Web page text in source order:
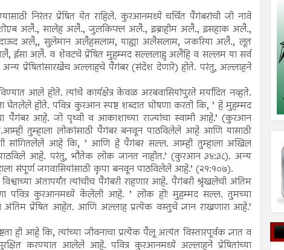
निरंतर प्रेषित येत राहिले. कुरआनमध्ये चर्चित पैगंबरांची जी नावे
अलै., सालेह अलै., जुलकिफ्ल अलै., इब्राहीम अलै., इसहाक अलै.,
अलै,, सुलेमान अलैहसलाम, याह्या अलैसलाम, जकरिया अलै., लूत
अलै. व शेवटचे प्रेषित मुहम्मद सल्ललाहु अलैहि व सल्लम या सर्व
प्रेषितांसारखेच अल्लाहचे पैगंबर (संदेश देणारे) होते. परंतु, अल्लाहने
आले होते. त्यांचे कार्यक्षेत्र केवळ अरबवासियांपुरते मर्यादित नव्हते.
घेतलेले होते. पवित्र कुरआन स्पष्ट शब्दात घोषणा करतो कि, ’ हे मुहम्मद
पैगंबर आहे. जो पृथ्वी व आकाशाच्या राज्यांचा स्वामी आहे.’ (कुरआन
तुम्हाला लोकांसाठी पैगंबर बनवून पाठविलेले आहे आणि यासाठी
सांगितलेले आहे कि, ’ आणि हे पैगंबर सल्ल. आम्ही तुम्हाला अखिल
पाठविले आहे. परंतु, भौतेक लोक जानत नाहीत.’ (कुरआन ३४:३८). अन्य
संपूर्ण जगवासियांसाठी कृपा बनवून पाठविलेले आहे.’ (२१:१०७).
अंतापर्यंत त्यांचीच पैगंबरी राहणार आहे. पैगंबरी श्रृंखलेची अंतिम
पवित्र कुरआनमध्ये केलेली आहे. ’ लोक हो! मुहम्मद सल्ल. तुमच्या
प्रेषित आहेत. आणि अल्लाह प्रत्येक वस्तुचे ज्ञान राखणारा आहे.’
ही आहे कि, त्यांच्या जीवनाचा प्रत्येक पैलू अत्यंत विस्तारपूर्वक ज्ञात व
करण्यात आलेले आहे. पवित्र कुरआनमध्ये अल्लाहने प्रेषितांच्या